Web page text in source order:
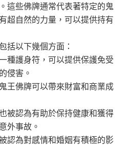
這些佛牌通常代表著特定的鬼
超自然的力量，可以提供持有
括以下幾個方面：
種護身符，可以提供保護免受
侵害。
王佛牌可以帶來財富和商業成
被認為有助於保持健康和獲得
外事故。
認為對感情和婚姻有積極的影